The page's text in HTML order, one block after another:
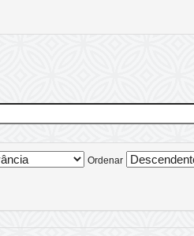
Ordenar